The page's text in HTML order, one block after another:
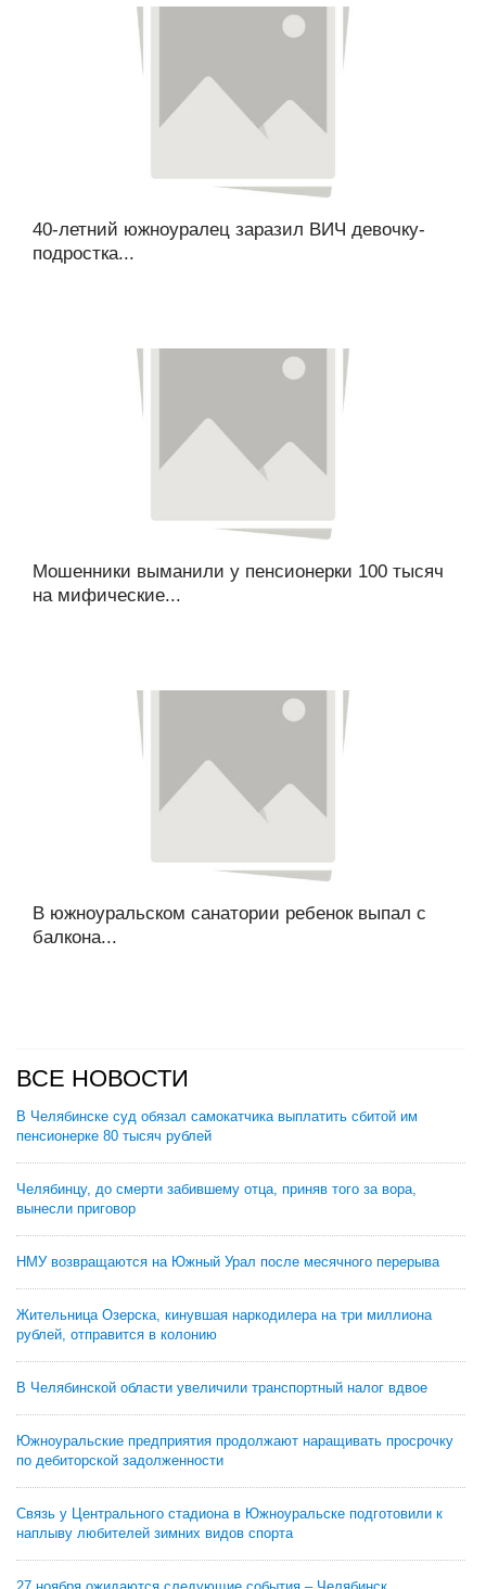
40-летний южноуралец заразил ВИЧ девочку-
подростка...
Мошенники выманили у пенсионерки 100 тысяч
на мифические...
В южноуральском санатории ребенок выпал с
балкона...
ВСЕ НОВОСТИ
В Челябинске суд обязал самокатчика выплатить сбитой им
пенсионерке 80 тысяч рублей
Челябинцу, до смерти забившему отца, приняв того за вора,
вынесли приговор
НМУ возвращаются на Южный Урал после месячного перерыва
Жительница Озерска, кинувшая наркодилера на три миллиона
рублей, отправится в колонию
В Челябинской области увеличили транспортный налог вдвое
Южноуральские предприятия продолжают наращивать просрочку
по дебиторской задолженности
Связь у Центрального стадиона в Южноуральске подготовили к
наплыву любителей зимних видов спорта